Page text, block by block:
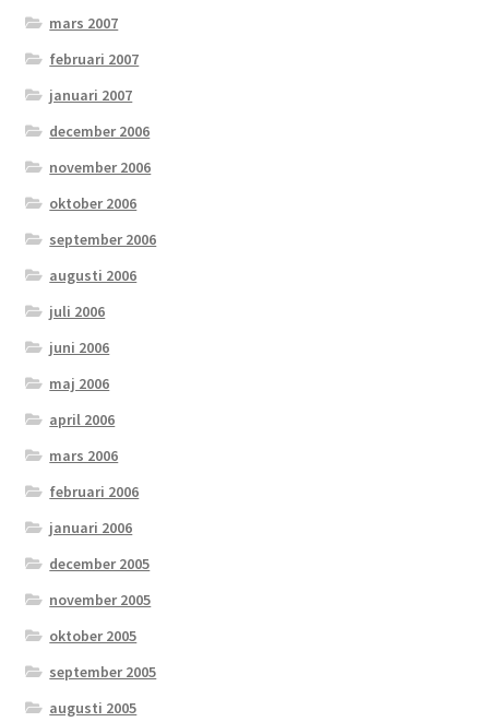
mars 2007
februari 2007
januari 2007
december 2006
november 2006
oktober 2006
september 2006
augusti 2006
juli 2006
juni 2006
maj 2006
april 2006
mars 2006
februari 2006
januari 2006
december 2005
november 2005
oktober 2005
september 2005
augusti 2005